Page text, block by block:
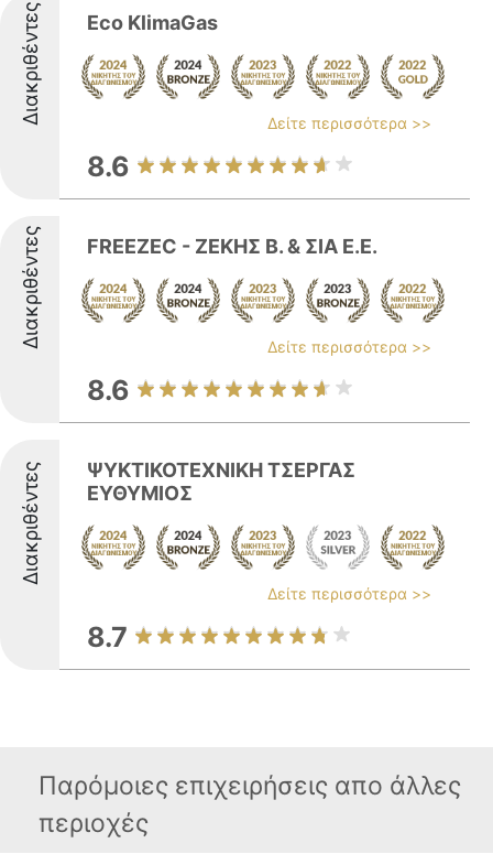
Διακριθέντες Eco KlimaGas
Δείτε περισσότερα >>
8.6
Διακριθέντες FREEZEC - ΖΕΚΗΣ Β. & ΣΙΑ Ε.Ε.
Δείτε περισσότερα >>
8.6
Διακριθέντες
ΨΥΚΤΙΚΟΤΕΧΝΙΚΗ ΤΣΕΡΓΑΣ
ΕΥΘΥΜΙΟΣ
Δείτε περισσότερα >>
8.7
Παρόμοιες επιχειρήσεις απο άλλες
περιοχές